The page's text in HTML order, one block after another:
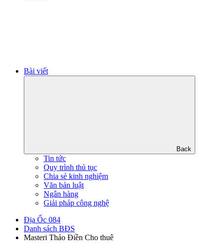
Bài viết
Back
Tin tức
Quy trình thủ tục
Chia sẻ kinh nghiệm
Văn bản luật
Ngân hàng
Giải pháp công nghệ
Địa Ốc 084
Danh sách BĐS
Masteri Thảo Điền Cho thuê